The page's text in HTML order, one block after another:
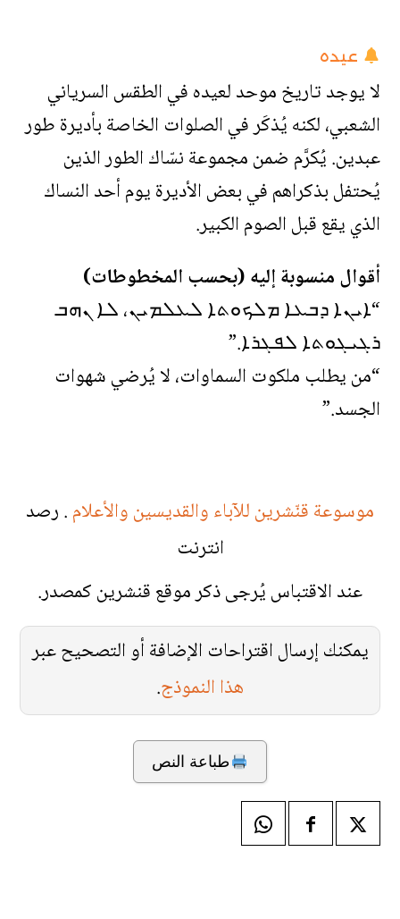
عيده
لا يوجد تاريخ موحد لعيده في الطقس السرياني
الشعبي، لكنه يُذكَر في الصلوات الخاصة بأديرة طور
عبدين. يُكرَّم ضمن مجموعة نسّاك الطور الذين
يُحتفل بذكراهم في بعض الأديرة يوم أحد النساك
الذي يقع قبل الصوم الكبير.
أقوال منسوبة إليه (بحسب المخطوطات)
“ܐܝܢܐ ܕܒܥܐ ܡܠܟܘܬܐ ܠܥܠܡܝܢ، ܠܐ ܢܗܒ
ܪܓܝܓܘܬܐ ܠܦܓܪܐ.”
“من يطلب ملكوت السماوات، لا يُرضي شهوات
الجسد.”
موسوعة قنّشرين للآباء والقديسين والأعلام. رصد
انترنت
عند الاقتباس يُرجى ذكر موقع قنشرين كمصدر.
يمكنك إرسال اقتراحات الإضافة أو التصحيح عبر
هذا النموذج.
طباعة النص